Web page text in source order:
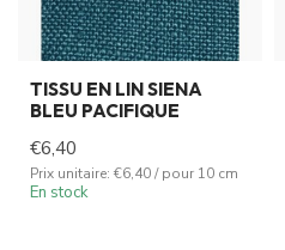
TISSU EN LIN SIENA
BLEU PACIFIQUE
€6,40
Prix unitaire: €6,40 / pour 10 cm
En stock